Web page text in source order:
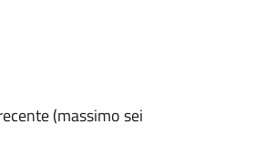
(massimo sei